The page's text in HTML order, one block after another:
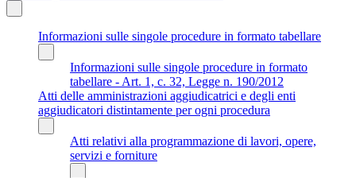
Informazioni sulle singole procedure in formato tabellare
Informazioni sulle singole procedure in formato
tabellare - Art. 1, c. 32, Legge n. 190/2012
Atti delle amministrazioni aggiudicatrici e degli enti
aggiudicatori distintamente per ogni procedura
Atti relativi alla programmazione di lavori, opere,
servizi e forniture